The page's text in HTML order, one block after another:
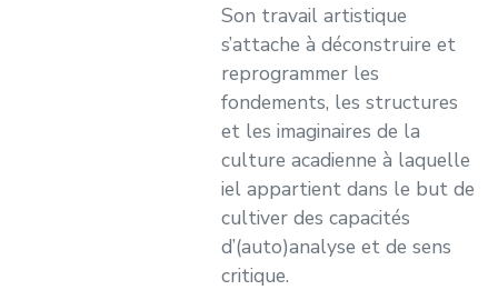
Son travail artistique
s’attache à déconstruire et
reprogrammer les
fondements, les structures
et les imaginaires de la
culture acadienne à laquelle
iel appartient dans le but de
cultiver des capacités
d’(auto)analyse et de sens
critique.